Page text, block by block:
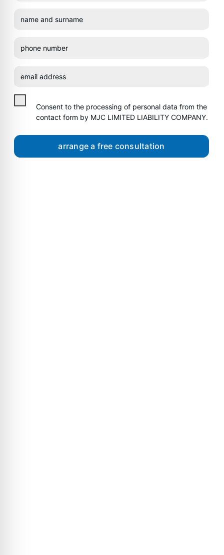
Consent to the processing of personal data from the
contact form by MJC LIMITED LIABILITY COMPANY.
arrange a free consultation